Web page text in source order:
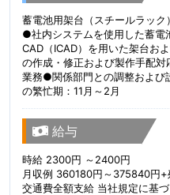
蓄電池用架台（スチールラッ
●社内システムを使用した蓄
CAD（ICAD）を用いた架台お
の作成・修正および製作手配
業務●関係部門との調整および
の繁忙期：11月～2月
給与
時給 2300円 ～2400円
月収例 360180円～375840円+
交通費全額支給 当社規定に基